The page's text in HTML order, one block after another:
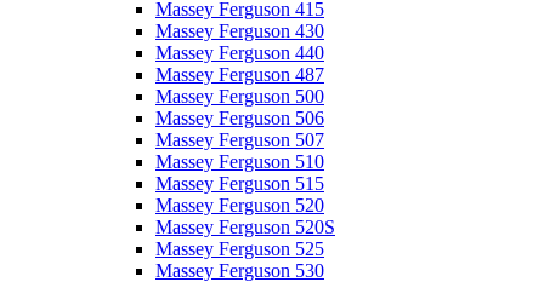
Massey Ferguson 415
Massey Ferguson 430
Massey Ferguson 440
Massey Ferguson 487
Massey Ferguson 500
Massey Ferguson 506
Massey Ferguson 507
Massey Ferguson 510
Massey Ferguson 515
Massey Ferguson 520
Massey Ferguson 520S
Massey Ferguson 525
Massey Ferguson 530